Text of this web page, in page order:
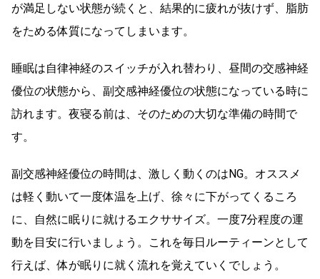
が満足しない状態が続くと、結果的に疲れが抜けず、脂肪
をためる体質になってしまいます。
睡眠は自律神経のスイッチが入れ替わり、昼間の交感神経
優位の状態から、副交感神経優位の状態になっている時に
訪れます。夜寝る前は、そのための大切な準備の時間で
す。
副交感神経優位の時間は、激しく動くのはNG。オススメ
は軽く動いて一度体温を上げ、徐々に下がってくるころ
に、自然に眠りに就けるエクササイズ。一度7分程度の運
動を目安に行いましょう。これを毎日ルーティーンとして
行えば、体が眠りに就く流れを覚えていくでしょう。